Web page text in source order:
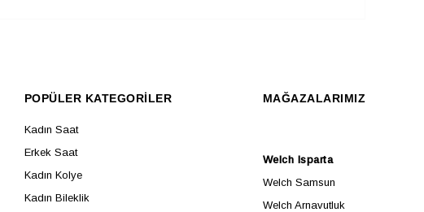
POPÜLER KATEGORİLER
Kadın Saat
Erkek Saat
Kadın Kolye
Kadın Bileklik
MAĞAZALARIMIZ
Welch Isparta
Welch Samsun
Welch Arnavutluk